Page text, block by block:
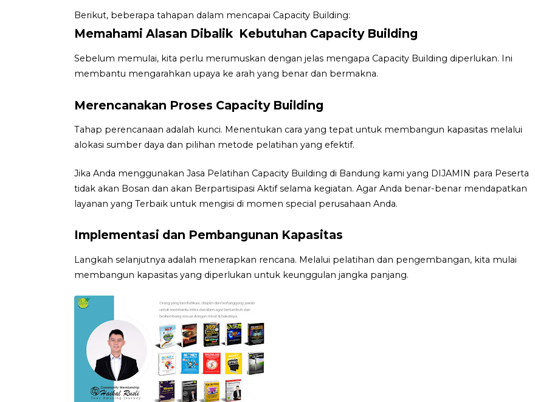
Berikut, beberapa tahapan dalam mencapai Capacity Building:
Memahami Alasan Dibalik Kebutuhan Capacity Building
Sebelum memulai, kita perlu merumuskan dengan jelas mengapa Capacity Building diperlukan. Ini
membantu mengarahkan upaya ke arah yang benar dan bermakna.
Merencanakan Proses Capacity Building
Tahap perencanaan adalah kunci. Menentukan cara yang tepat untuk membangun kapasitas melalui
alokasi sumber daya dan pilihan metode pelatihan yang efektif.
Jika Anda menggunakan Jasa Pelatihan Capacity Building di Bandung kami yang DIJAMIN para Peserta
tidak akan Bosan dan akan Berpartisipasi Aktif selama kegiatan. Agar Anda benar-benar mendapatkan
layanan yang Terbaik untuk mengisi di momen special perusahaan Anda.
Implementasi dan Pembangunan Kapasitas
Langkah selanjutnya adalah menerapkan rencana. Melalui pelatihan dan pengembangan, kita mulai
membangun kapasitas yang diperlukan untuk keunggulan jangka panjang.